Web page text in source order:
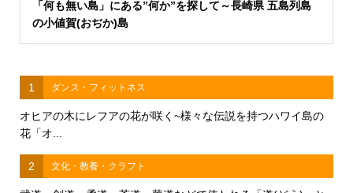
「何も無い島」にある”何か”を探して～長崎県 五島列島
の小値賀(おぢか)島
1 ダンス・フィットネス
オヒアの木にレフアの花が咲く~様々な伝説を持つハワイ島の
花「オ...
2 文化・教養・クラフト